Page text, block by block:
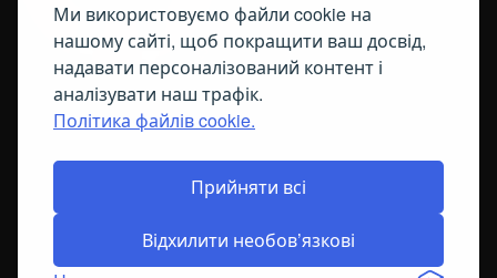
Ми використовуємо файли cookie на
нашому сайті, щоб покращити ваш досвід,
надавати персоналізований контент і
аналізувати наш трафік.
Політика файлів cookie.
Прийняти всі
Відхилити необов’язкові
ПОЛІТИКА ЩОДО ФАЙЛІВ COOKIE
© All Right Reserved2026